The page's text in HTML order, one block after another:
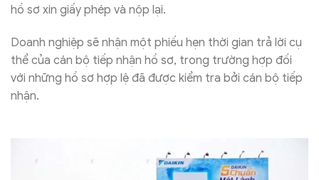
hồ sơ xin giấy phép và nộp lại.
Doanh nghiệp sẽ nhận một phiếu hẹn thời gian trả lời cụ
thể của cán bộ tiếp nhận hồ sơ, trong trường hợp đối
với những hồ sơ hợp lệ đã được kiểm tra bởi cán bộ tiếp
nhận.